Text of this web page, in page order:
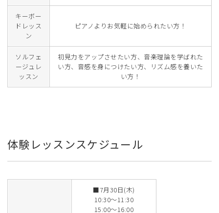
キーボー
ドレッス
ン
ピアノよりお気軽に始められたい方！
ソルフェ
ージュレ
ッスン
初見力をアップさせたい方、音楽理論を学ばれた
い方、音感を身につけたい方、リズム感を養いた
い方！
体験レッスンスケジュール
■7月30日(木)
10:30～11:30
15:00～16:00